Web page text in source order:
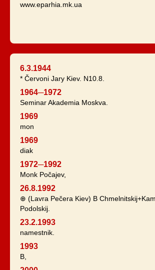
www.eparhia.mk.ua
6.3.1944
* Červoni Jary Kiev. N10.8.
1964─1972
Seminar Akademia Moskva.
1969
mon
1969
diak
1972─1992
Monk Počajev,
26.8.1992
⊕ (Lavra Pečera Kiev) B
Podolskij.
23.2.1993
namestnik.
1993
B,